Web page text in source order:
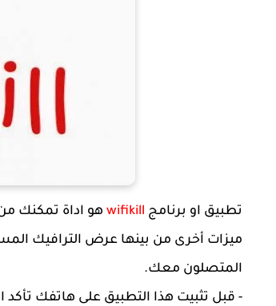
تطبيق او برنامج wifikill هو اداة تمكنك
ميزات أخرى من بينها عرض الترافيك
المتصلون معك.
- قبل تثبيت هذا التطبيق على هاتفك